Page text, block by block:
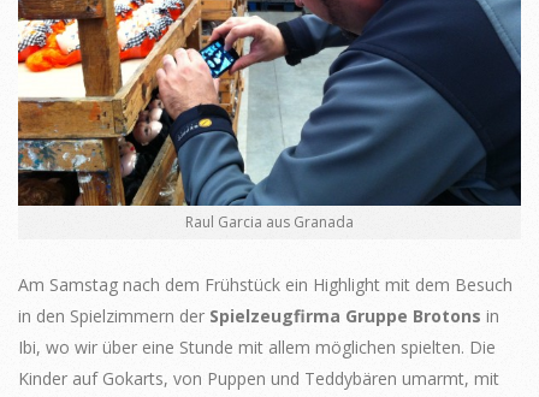
Raul Garcia aus Granada
Am Samstag nach dem Frühstück ein Highlight mit dem Besuch
in den Spielzimmern der Spielzeugfirma Gruppe Brotons in
Ibi, wo wir über eine Stunde mit allem möglichen spielten. Die
Kinder auf Gokarts, von Puppen und Teddybären umarmt, mit